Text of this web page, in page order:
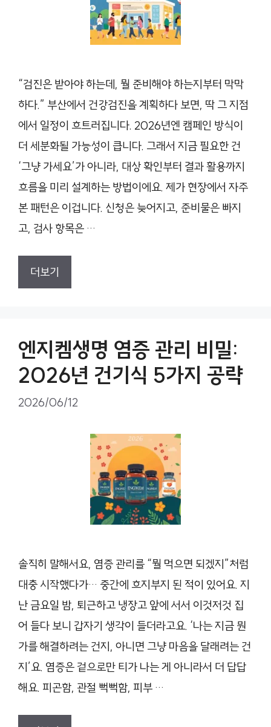
“검진은 받아야 하는데, 뭘 준비해야 하는지부터 막막
하다.” 부산에서 건강검진을 계획하다 보면, 딱 그 지점
에서 일정이 흐트러집니다. 2026년엔 캠페인 방식이
더 세분화될 가능성이 큽니다. 그래서 지금 필요한 건
‘그냥 가세요’가 아니라, 대상 확인부터 결과 활용까지
흐름을 미리 설계하는 방법이에요. 제가 현장에서 자주
본 패턴은 이겁니다. 신청은 늦어지고, 준비물은 빠지
고, 검사 항목은 …
더보기
엔지켐생명 염증 관리 비밀:
2026년 건기식 5가지 공략
2026/06/12
솔직히 말해서요, 염증 관리를 “뭘 먹으면 되겠지”처럼
대충 시작했다가… 중간에 흐지부지 된 적이 있어요. 지
난 금요일 밤, 퇴근하고 냉장고 앞에 서서 이것저것 집
어 들다 보니 갑자기 생각이 들더라고요. ‘나는 지금 뭔
가를 해결하려는 건지, 아니면 그냥 마음을 달래려는 건
지’요. 염증은 겉으로만 티가 나는 게 아니라서 더 답답
해요. 피곤함, 관절 뻑뻑함, 피부 …